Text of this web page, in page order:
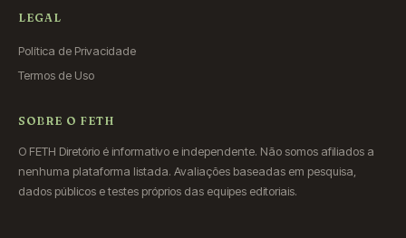
LEGAL
Política de Privacidade
Termos de Uso
SOBRE O FETH
O FETH Diretório é informativo e independente. Não somos afiliados a
nenhuma plataforma listada. Avaliações baseadas em pesquisa,
dados públicos e testes próprios das equipes editoriais.